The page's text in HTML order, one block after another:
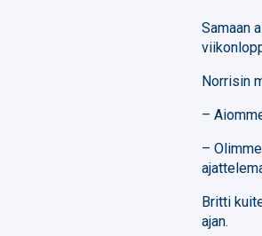
Samaan
Norrisin
–
–
Britti
ajan.